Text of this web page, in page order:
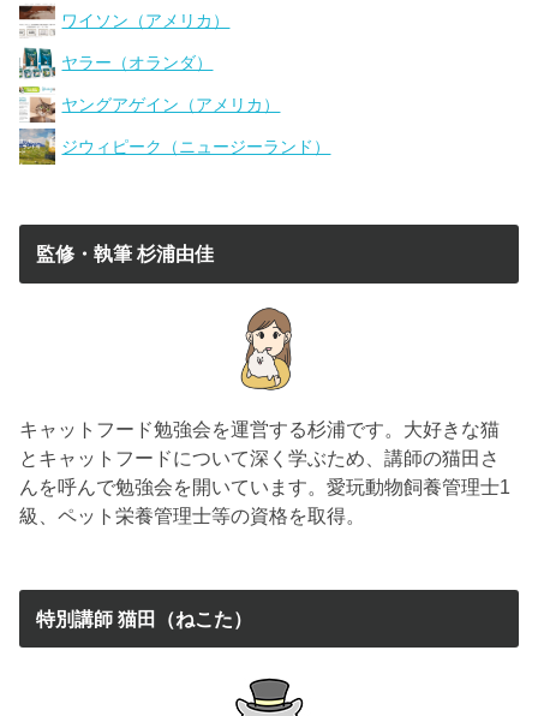
ワイソン（アメリカ）
ヤラー（オランダ）
ヤングアゲイン（アメリカ）
ジウィピーク（ニュージーランド）
監修・執筆 杉浦由佳
キャットフード勉強会を運営する杉浦です。大好きな猫
とキャットフードについて深く学ぶため、講師の猫田さ
んを呼んで勉強会を開いています。愛玩動物飼養管理士1
級、ペット栄養管理士等の資格を取得。
特別講師 猫田（ねこた）